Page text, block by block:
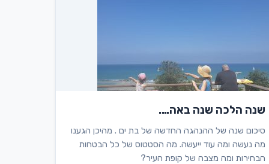
שנה הלכה שנה באה….
סיכום שנה של ההנהגה החדשה של בת ים . מהיכן הגענו
מה נעשה ומה עוד ייעשה. מה הסטטוס של כל הבטחות
הבחירות ומה מצבה של קופת העיר?